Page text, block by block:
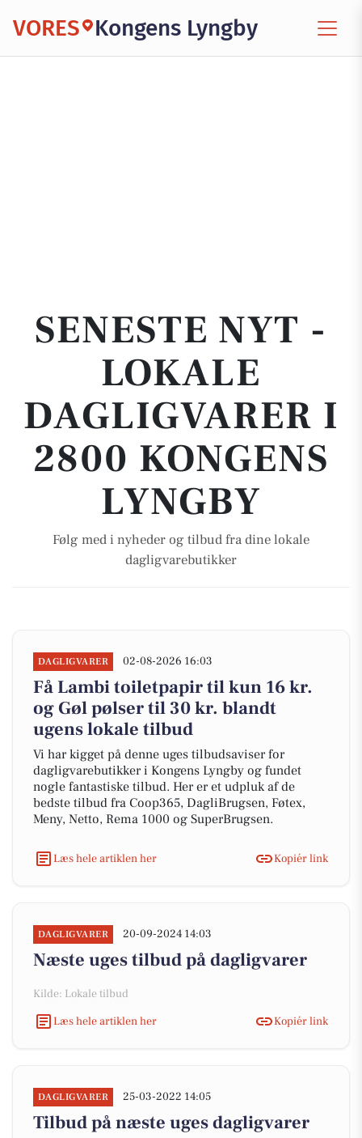
VORES Kongens Lyngby
SENESTE NYT -
LOKALE
DAGLIGVARER I
2800 KONGENS
LYNGBY
Følg med i nyheder og tilbud fra dine lokale
dagligvarebutikker
DAGLIGVARER 02-08-2026 16:03
Få Lambi toiletpapir til kun 16 kr.
og Gøl pølser til 30 kr. blandt
ugens lokale tilbud
Vi har kigget på denne uges tilbudsaviser for
dagligvarebutikker i Kongens Lyngby og fundet
nogle fantastiske tilbud. Her er et udpluk af de
bedste tilbud fra Coop365, DagliBrugsen, Føtex,
Meny, Netto, Rema 1000 og SuperBrugsen.
Læs hele artiklen her Kopiér link
DAGLIGVARER 20-09-2024 14:03
Næste uges tilbud på dagligvarer
Kilde: Lokale tilbud
Læs hele artiklen her
Kopiér link
DAGLIGVARER 25-03-2022 14:05
Tilbud på næste uges dagligvarer